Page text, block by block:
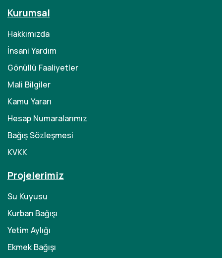
Kurumsal
Hakkımızda
İnsani Yardım
Gönüllü Faaliyetler
Mali Bilgiler
Kamu Yararı
Hesap Numaralarımız
Bağış Sözleşmesi
KVKK
Projelerimiz
Su Kuyusu
Kurban Bağışı
Yetim Aylığı
Ekmek Bağışı